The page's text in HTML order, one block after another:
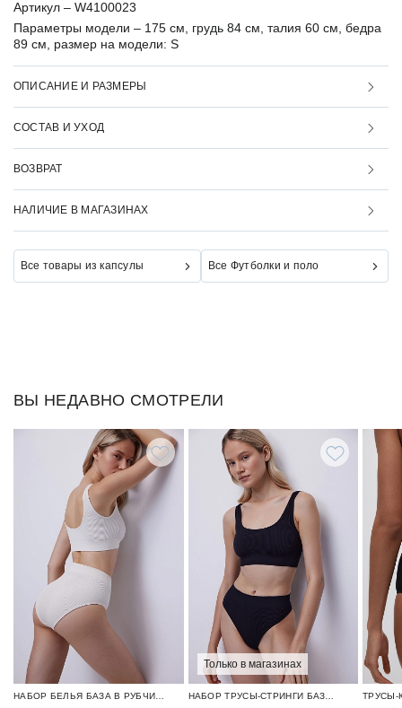
Артикул – W4100023
Параметры модели – 175 см, грудь 84 см, талия 60 см, бедра
89 см, размер на модели: S
ОПИСАНИЕ И РАЗМЕРЫ
СОСТАВ И УХОД
ВОЗВРАТ
НАЛИЧИЕ В МАГАЗИНАХ
Все товары из капсулы Все Футболки и поло
ВЫ НЕДАВНО СМОТРЕЛИ
НАБОР БЕЛЬЯ БАЗА В РУБЧИК / RIBBED BASE
Только в магазинах
НАБОР ТРУСЫ-СТРИНГИ БАЗА В РУБЧИК / RIBBED BASE